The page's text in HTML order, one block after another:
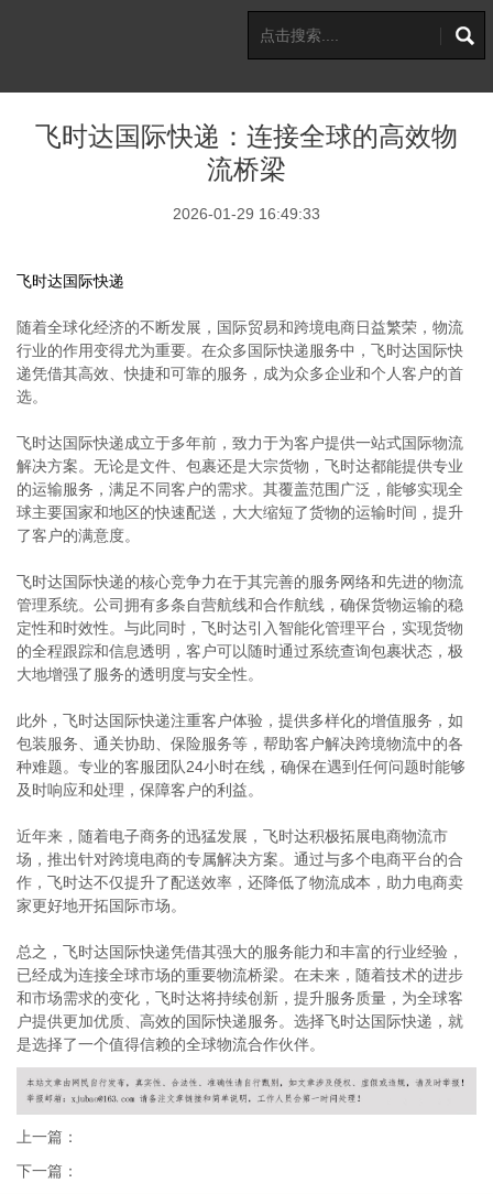
飞时达国际快递：连接全球的高效物
流桥梁
2026-01-29 16:49:33
飞时达国际快递
随着全球化经济的不断发展，国际贸易和跨境电商日益繁荣，物流
行业的作用变得尤为重要。在众多国际快递服务中，飞时达国际快
递凭借其高效、快捷和可靠的服务，成为众多企业和个人客户的首
选。
飞时达国际快递成立于多年前，致力于为客户提供一站式国际物流
解决方案。无论是文件、包裹还是大宗货物，飞时达都能提供专业
的运输服务，满足不同客户的需求。其覆盖范围广泛，能够实现全
球主要国家和地区的快速配送，大大缩短了货物的运输时间，提升
了客户的满意度。
飞时达国际快递的核心竞争力在于其完善的服务网络和先进的物流
管理系统。公司拥有多条自营航线和合作航线，确保货物运输的稳
定性和时效性。与此同时，飞时达引入智能化管理平台，实现货物
的全程跟踪和信息透明，客户可以随时通过系统查询包裹状态，极
大地增强了服务的透明度与安全性。
此外，飞时达国际快递注重客户体验，提供多样化的增值服务，如
包装服务、通关协助、保险服务等，帮助客户解决跨境物流中的各
种难题。专业的客服团队24小时在线，确保在遇到任何问题时能够
及时响应和处理，保障客户的利益。
近年来，随着电子商务的迅猛发展，飞时达积极拓展电商物流市
场，推出针对跨境电商的专属解决方案。通过与多个电商平台的合
作，飞时达不仅提升了配送效率，还降低了物流成本，助力电商卖
家更好地开拓国际市场。
总之，飞时达国际快递凭借其强大的服务能力和丰富的行业经验，
已经成为连接全球市场的重要物流桥梁。在未来，随着技术的进步
和市场需求的变化，飞时达将持续创新，提升服务质量，为全球客
户提供更加优质、高效的国际快递服务。选择飞时达国际快递，就
是选择了一个值得信赖的全球物流合作伙伴。
上一篇：
下一篇：